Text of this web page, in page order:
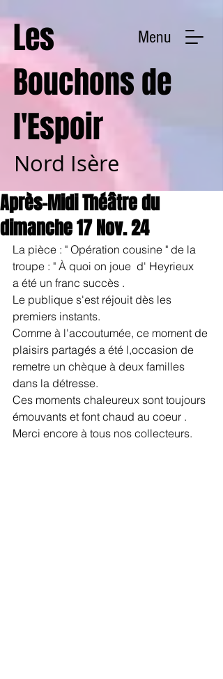
Les
Bouchons de
l'Espoir
Nord Isère
Menu
Après-Midi Théâtre du
dimanche 17 Nov. 24
La pièce : " Opération cousine " de la
troupe : " À quoi on joue  d' Heyrieux
a été un franc succès .
Le publique s'est réjouit dès les
premiers instants.
Comme à l'accoutumée, ce moment de
plaisirs partagés a été l,occasion de
remetre un chèque à deux familles
dans la détresse.
Ces moments chaleureux sont toujours
émouvants et font chaud au coeur .
Merci encore à tous nos collecteurs.